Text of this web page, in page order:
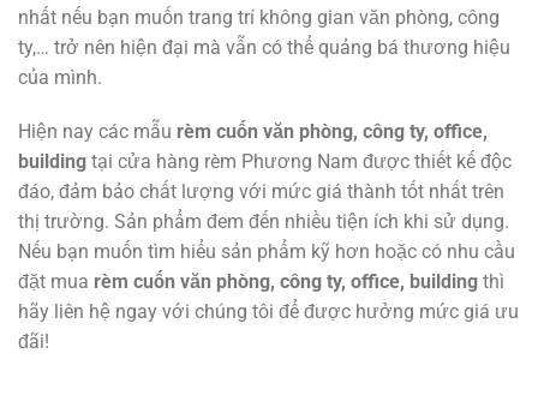
nhất nếu bạn muốn trang trí không gian văn phòng, công
ty,… trở nên hiện đại mà vẫn có thể quảng bá thương hiệu
của mình.
Hiện nay các mẫu rèm cuốn văn phòng, công ty, office,
building tại cửa hàng rèm Phương Nam được thiết kế độc
đáo, đảm bảo chất lượng với mức giá thành tốt nhất trên
thị trường. Sản phẩm đem đến nhiều tiện ích khi sử dụng.
Nếu bạn muốn tìm hiểu sản phẩm kỹ hơn hoặc có nhu cầu
đặt mua rèm cuốn văn phòng, công ty, office, building thì
hãy liên hệ ngay với chúng tôi để được hưởng mức giá ưu
đãi!